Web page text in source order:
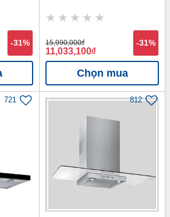
-31% 15,990,000đ
11,033,100đ
-31%
Chọn mua
721 812